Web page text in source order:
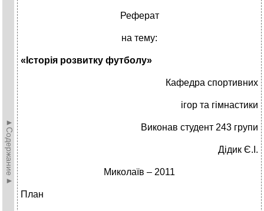
►Содержание►
Реферат
на тему:
«Історія розвитку футболу»
Кафедра спортивних
ігор та гімнастики
Виконав студент 243 групи
Дідик Є.І.
Миколаїв – 2011
План